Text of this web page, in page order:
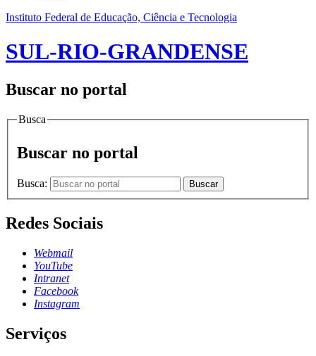
Instituto Federal de Educação, Ciência e Tecnologia
SUL-RIO-GRANDENSE
Buscar no portal
Busca
Buscar no portal
Busca: Buscar
Redes Sociais
Webmail
YouTube
Intranet
Facebook
Instagram
Serviços